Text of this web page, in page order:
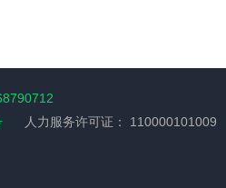
人力服务许可证： 110000101009